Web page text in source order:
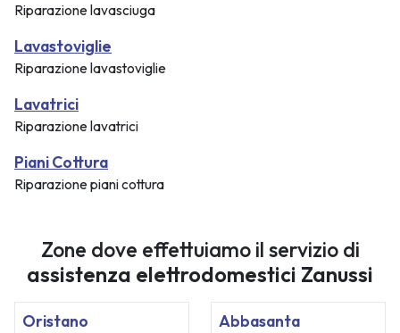
Riparazione lavasciuga
Lavastoviglie
Riparazione lavastoviglie
Lavatrici
Riparazione lavatrici
Piani Cottura
Riparazione piani cottura
Zone dove effettuiamo il servizio di
assistenza elettrodomestici Zanussi
Oristano Abbasanta